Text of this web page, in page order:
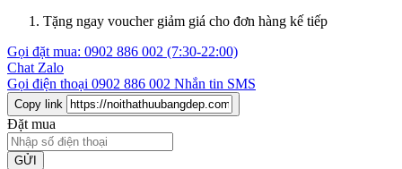
Tặng ngay voucher giảm giá cho đơn hàng kế tiếp
Gọi đặt mua: 0902 886 002 (7:30-22:00)
Chat Zalo
Gọi điện thoại 0902 886 002 Nhắn tin SMS
Copy link
Đặt mua
GỬI